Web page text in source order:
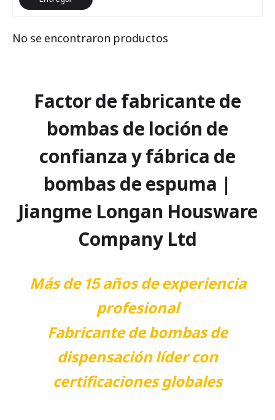
No se encontraron productos
Factor de fabricante de
bombas de loción de
confianza y fábrica de
bombas de espuma |
Jiangme Longan Housware
Company Ltd
Más de 15 años de experiencia
profesional
Fabricante de bombas de
dispensación líder con
certificaciones globales